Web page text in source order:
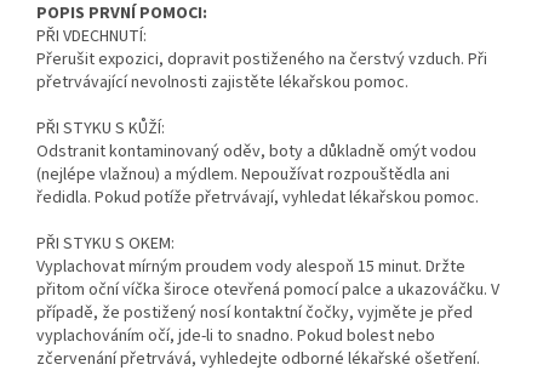
POPIS PRVNÍ POMOCI:
PŘI VDECHNUTÍ:
Přerušit expozici, dopravit postiženého na čerstvý vzduch. Při
přetrvávající nevolnosti zajistěte lékařskou pomoc.
PŘI STYKU S KŮŽÍ:
Odstranit kontaminovaný oděv, boty a důkladně omýt vodou
(nejlépe vlažnou) a mýdlem. Nepoužívat rozpouštědla ani
ředidla. Pokud potíže přetrvávají, vyhledat lékařskou pomoc.
PŘI STYKU S OKEM:
Vyplachovat mírným proudem vody alespoň 15 minut. Držte
přitom oční víčka široce otevřená pomocí palce a ukazováčku. V
případě, že postižený nosí kontaktní čočky, vyjměte je před
vyplachováním očí, jde-li to snadno. Pokud bolest nebo
zčervenání přetrvává, vyhledejte odborné lékařské ošetření.